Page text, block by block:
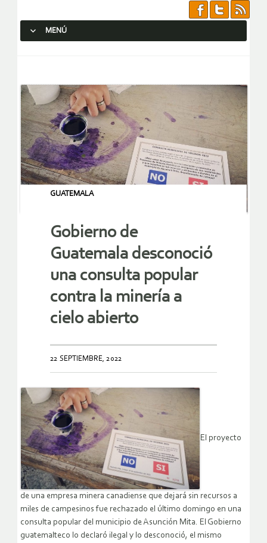
MENÚ
GUATEMALA
Gobierno de
Guatemala desconoció
una consulta popular
contra la minería a
cielo abierto
22 SEPTIEMBRE, 2022
El proyecto
de una empresa minera canadiense que dejará sin recursos a
miles de campesinos fue rechazado el último domingo en una
consulta popular del municipio de Asunción Mita. El Gobierno
guatemalteco lo declaró ilegal y lo desconoció, el mismo